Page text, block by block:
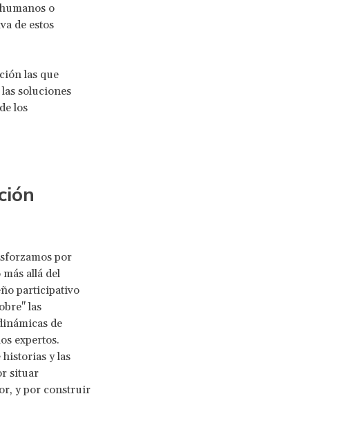
o
de estos
las que
soluciones
los
por
allá del
participativo
las
de
expertos.
y las
situar
y por construir